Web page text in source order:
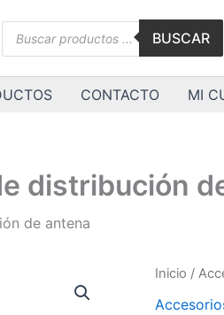
Búsqueda
BUSCAR
CONTACTO MI
distribución
de antena
Inicio /
UA834WB
SHURE